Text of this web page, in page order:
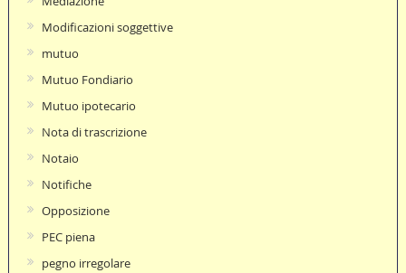
Modificazioni soggettive
mutuo
Mutuo Fondiario
Mutuo ipotecario
Nota di trascrizione
Notaio
Notifiche
Opposizione
PEC piena
pegno irregolare